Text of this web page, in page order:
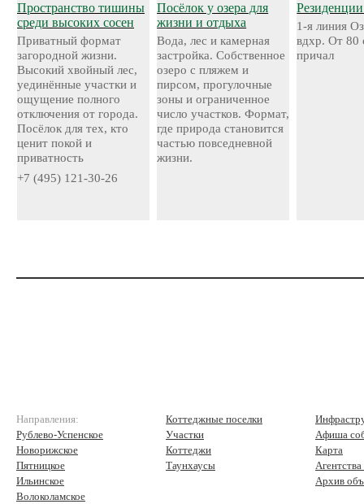
Пространство тишины
среди высоких сосен
Приватный формат
загородной жизни.
Высокий хвойный лес,
уединённые участки и
ощущение полного
отключения от города.
Посёлок для тех, кто
ценит покой и
приватность
+7 (495) 121-30-26
Посёлок у озера для
жизни и отдыха
Вода, лес и камерная
застройка. Собственное
озеро с пляжем и
пирсом, прогулочные
зоны и ограниченное
число участков. Формат,
где природа становится
частью повседневной
жизни.
1-я линия
вдхр. От 80
причал
Направления:
Рублево-Успенское
Новорижское
Пятницкое
Ильинское
Волоколамское
Коттеджные поселки
Участки
Коттеджи
Таунхаусы
Афиша
Карта
Архив